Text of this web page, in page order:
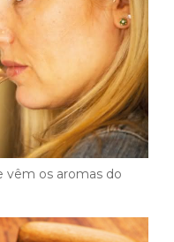
vêm os aromas do